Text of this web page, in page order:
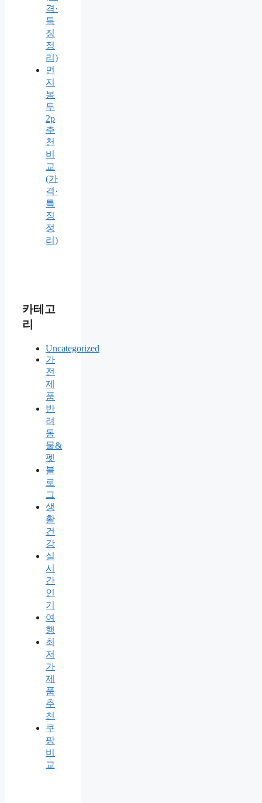
격·
특
징
정
리)
먼
지
봉
투
2p
추
천
비
교
(가
격·
특
징
정
리)
카테고
리
Uncategorized
가
전
제
품
반
려
동
물&
펫
블
로
그
생
활
건
강
실
시
간
인
기
여
행
최
저
가
제
품
추
천
쿠
팡
비
교